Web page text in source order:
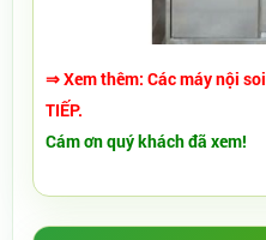
⇒ Xem thêm: Các máy nội soi
TIẾP.
Cám ơn quý khách đã xem!